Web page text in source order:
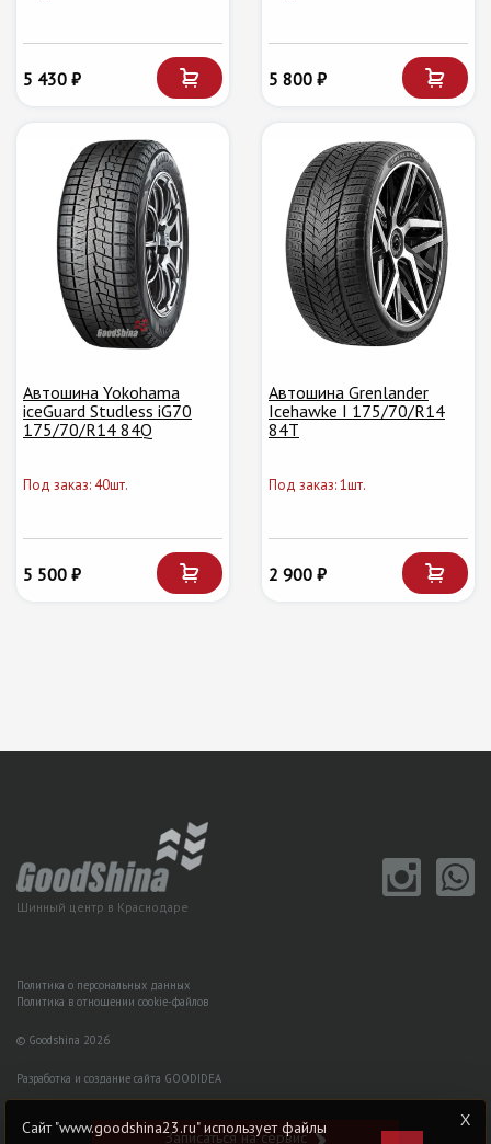
5 430 ₽ 5 800 ₽
Автошина Yokohama
iceGuard Studless iG70
175/70/R14 84Q
Под заказ: 40шт.
5 500 ₽
Автошина Grenlander
Icehawke I 175/70/R14
84T
Под заказ: 1шт.
2 900 ₽
Шинный центр в Краснодаре
Политика о персональных данных
Политика в отношении cookie-файлов
© Goodshina 2026
Разработка и создание сайта GOODIDEA
Записаться на сервис
Сайт "www.goodshina23.ru" использует файлы